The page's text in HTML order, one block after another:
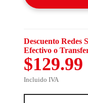
Descuento Redes
Efectivo o
$129.99
Incluido IVA